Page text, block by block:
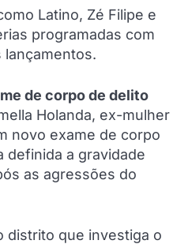
Latino, Zé Filipe e
programadas com
lançamentos.
de corpo de delito
Holanda, ex-mulher
novo exame de corpo
definida a gravidade
as agressões do
distrito que investiga o